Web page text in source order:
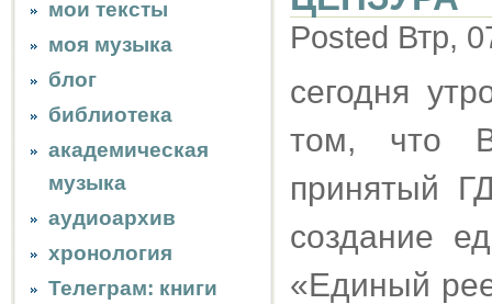
мои тексты
моя музыка
блог
библиотека
академическая
музыка
аудиоархив
хронология
Телеграм: книги
Posted Втр,
сегодня
том, что
принятый
создание
«Единый